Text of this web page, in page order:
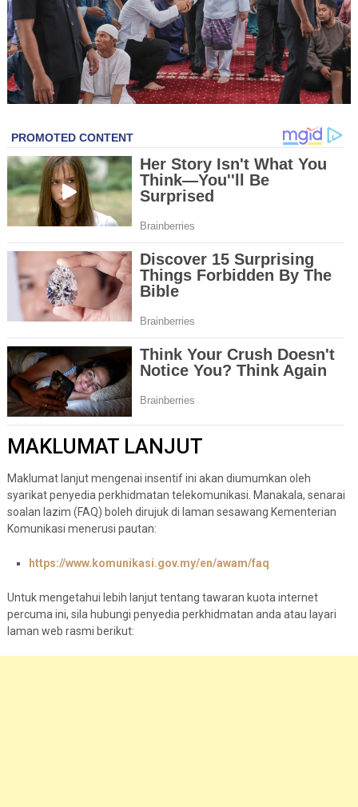
MAKLUMAT LANJUT
Maklumat lanjut mengenai insentif ini akan diumumkan oleh
syarikat penyedia perkhidmatan telekomunikasi. Manakala, senarai
soalan lazim (FAQ) boleh dirujuk di laman sesawang Kementerian
Komunikasi menerusi pautan:
https://www.komunikasi.gov.my/en/awam/faq
Untuk mengetahui lebih lanjut tentang tawaran kuota internet
percuma ini, sila hubungi penyedia perkhidmatan anda atau layari
laman web rasmi berikut: